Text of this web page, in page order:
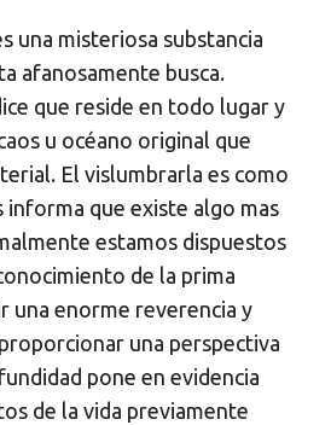
una misteriosa substancia
afanosamente busca.
que reside en todo lugar y
u océano original que
El vislumbrarla es como
informa que existe algo mas
estamos dispuestos
de la prima
una enorme reverencia y
una perspectiva
pone en evidencia
de la vida previamente